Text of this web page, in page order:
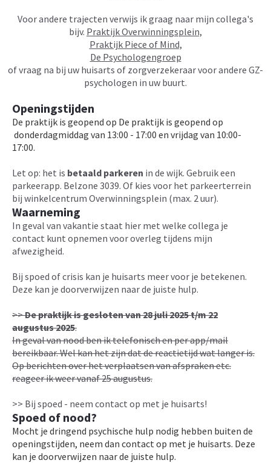
Voor andere trajecten verwijs ik graag naar mijn collega's
bijv. Praktijk Overwinningsplein,
Praktijk Piece of Mind,
De Psychologengroep
of vraag na bij uw huisarts of zorgverzekeraar voor andere GZ-
psychologen in uw buurt.
Openingstijden
De praktijk is geopend op De praktijk is geopend op
donderdagmiddag van 13:00 - 17:00 en vrijdag van 10:00-
17:00.
Let op: het is betaald parkeren in de wijk. Gebruik een
parkeerapp. Belzone 3039. Of kies voor het parkeerterrein
bij winkelcentrum Overwinningsplein (max. 2 uur).
Waarneming
In geval van vakantie staat hier met welke collega je
contact kunt opnemen voor overleg tijdens mijn
afwezigheid.
Bij spoed of crisis kan je huisarts meer voor je betekenen.
Deze kan je doorverwijzen naar de juiste hulp.
>>De praktijk is gesloten van 28 juli 2025 t/m 22
augustus 2025.
In geval van nood ben ik telefonisch en per app/mail
bereikbaar. Wel kan het zijn dat de reactietijd wat langer is.
Op berichten over het verplaatsen van afspraken etc.
reageer ik weer vanaf 25 augustus.
>> Bij spoed - neem contact op met je huisarts!
Spoed of nood?
Mocht je dringend psychische hulp nodig hebben buiten de
openingstijden, neem dan contact op met je huisarts. Deze
kan je doorverwijzen naar de juiste hulp.